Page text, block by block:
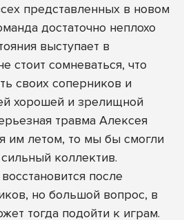
представленных в новом
достаточно неплохо
выступает в
стоит сомневаться, что
своих соперников и
хорошей и зрелищной
травма Алексея
им летом, то мы бы смогли
коллектив.
после
но большой вопрос, в
тогда подойти к играм.